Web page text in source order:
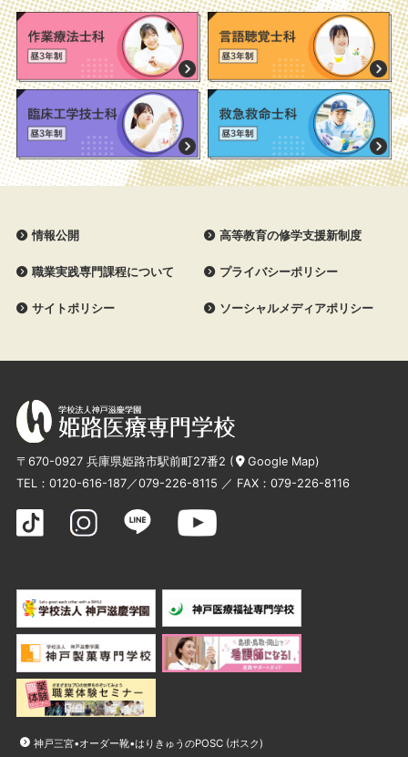
情報公開 高等教育の修学支援新制度
職業実践専門課程について プライバシーポリシー
サイトポリシー ソーシャルメディアポリシー
〒670-0927 兵庫県姫路市駅前町27番2 ( Google Map)
TEL： 0120-616-187／079-226-8115 ／ FAX：079-226-8116
神戸三宮•オーダー靴•はりきゅうのPOSC (ポスク)